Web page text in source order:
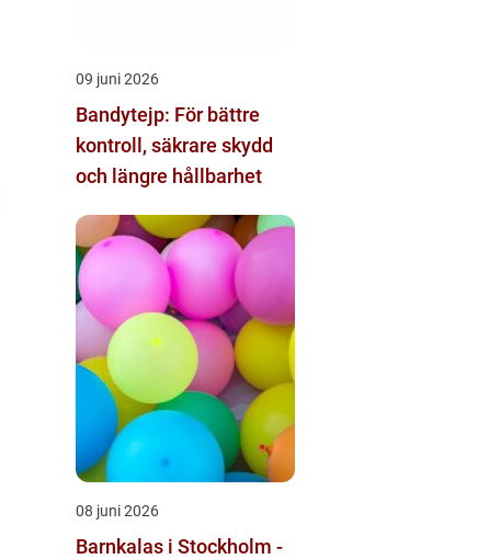
09 juni 2026
Bandytejp: För bättre
kontroll, säkrare skydd
och längre hållbarhet
08 juni 2026
Barnkalas i Stockholm -